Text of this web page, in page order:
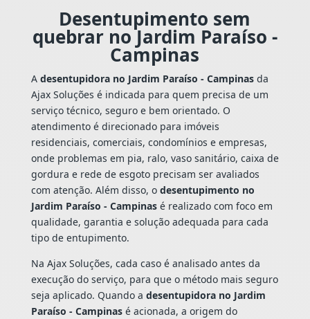
Desentupimento sem
quebrar no Jardim Paraíso -
Campinas
A desentupidora no Jardim Paraíso - Campinasda
Ajax Soluções é indicada para quem precisa de um
serviço técnico, seguro e bem orientado. O
atendimento é direcionado para imóveis
residenciais, comerciais, condomínios e empresas,
onde problemas em pia, ralo, vaso sanitário, caixa de
gordura e rede de esgoto precisam ser avaliados
com atenção. Além disso, o desentupimento no
Jardim Paraíso - Campinasé realizado com foco em
qualidade, garantia e solução adequada para cada
tipo de entupimento.
Na Ajax Soluções, cada caso é analisado antes da
execução do serviço, para que o método mais seguro
seja aplicado. Quando a desentupidora no Jardim
Paraíso - Campinasé acionada, a origem do